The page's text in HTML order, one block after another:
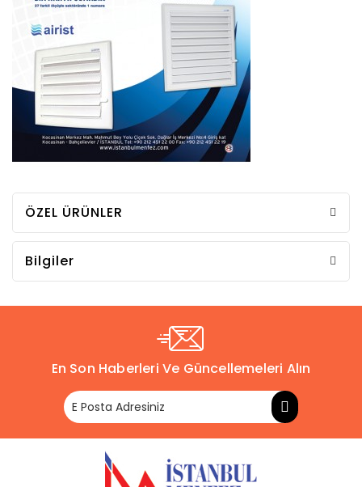
ÖZEL ÜRÜNLER
Bilgiler
En Son Haberleri Ve Güncellemeleri Alın